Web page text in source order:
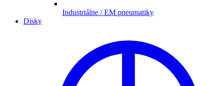
Industriálne / EM pneumatiky
Disky